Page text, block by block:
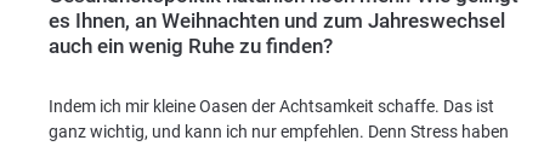
es Ihnen, an Weihnachten und zum Jahreswechsel
auch ein wenig Ruhe zu finden?
Indem ich mir kleine Oasen der Achtsamkeit schaffe. Das ist
ganz wichtig, und kann ich nur empfehlen. Denn Stress haben